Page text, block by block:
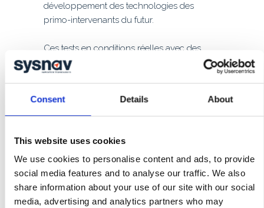
Consent Details About
This website uses cookies
We use cookies to personalise content and ads, to provide
social media features and to analyse our traffic. We also
share information about your use of our site with our social
media, advertising and analytics partners who may
développement des technologies des
primo-intervenants du futur.
Ces tests en conditions réelles avec des
opérationnels et des primo-intervenants
permet de garder une approche terrain
technologies innovantes au service des
opérations d’urgence.
Tester la technologie dans des
conditions réelles : les opérations
de primo-intervenant